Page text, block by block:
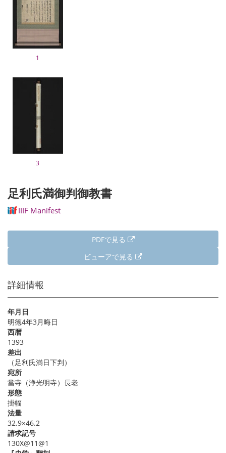
1
3
足利氏満御判御教書
IIIF Manifest
PDFで見る
ビューアで見る
詳細情報
年月日
明徳4年3月晦日
西暦
1393
差出
（足利氏満日下判）
宛所
當寺（浄光明寺）長老
形態
掛幅
法量
32.9×46.2
請求記号
130X@11@1